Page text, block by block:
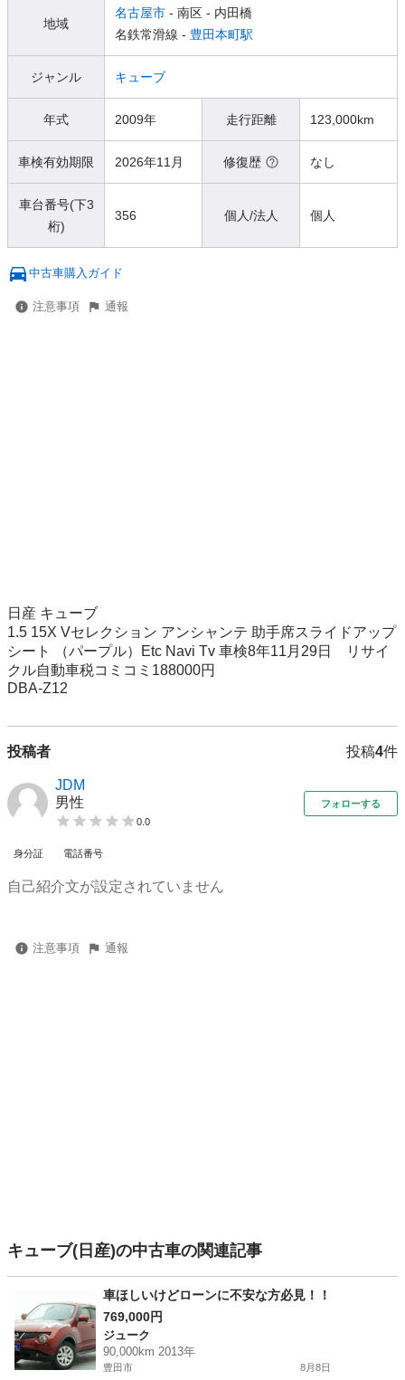
地域
名古屋市 - 南区 - 内田橋
名鉄常滑線 - 豊田本町駅
ジャンル キューブ
年式 2009年 走行距離 123,000km
車検有効期限 2026年11月 修復歴 なし
車台番号(下3
桁)
356 個人/法人 個人
中古車購入ガイド
注意事項 通報
日産 キューブ
1.5 15X Vセレクション アンシャンテ 助手席スライドアップ
シート （パープル）Etc Navi Tv 車検8年11月29日　リサイ
クル自動車税コミコミ188000円
DBA-Z12
投稿者 投稿4件
JDM
男性
0.0
フォローする
身分証 電話番号
自己紹介文が設定されていません
注意事項 通報
キューブ(日産)の中古車の関連記事
車ほしいけどローンに不安な方必見！！
769,000円
ジューク
90,000km 2013年
豊田市 8月8日